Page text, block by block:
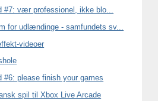
#7: vær professionel, ikke blo...
for udlændinge - samfundets sv...
videoer
#6: please finish your games
spil til Xbox Live Arcade